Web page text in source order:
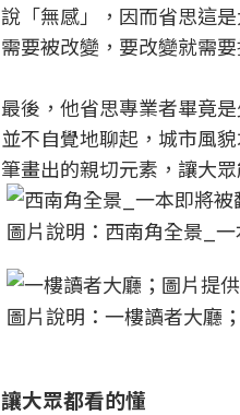
說「無感」，因而省思這
需要被改變，要改變就需
最後，他省思專業者畢竟
並不自覺地聊起，城市風
筆畫出的親切元素，讓大
圖片說明：西南角全景_
圖片說明：一樓讀者大廳
讓大眾都看的懂